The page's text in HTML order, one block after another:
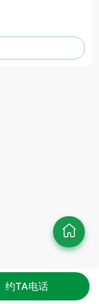
约TA电话